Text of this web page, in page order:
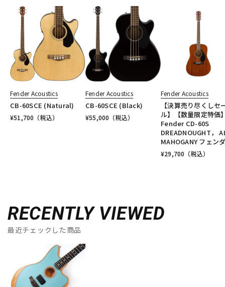
Fender Acoustics
CB-60SCE (Natural)
¥51,700 （税込）
Fender Acoustics
CB-60SCE (Black)
¥55,000 （税込）
Fender Acoustics
【決算売り尽くしセ
ル】【数量限定特価
Fender CD-60S
DREADNOUGHT，
MAHOGANY フェン
¥29,700 （税込）
RECENTLY VIEWED
最近チェックした商品